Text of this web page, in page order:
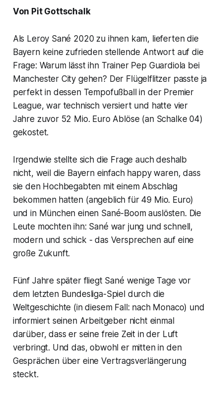
Von Pit Gottschalk
Als Leroy Sané 2020 zu ihnen kam, lieferten die
Bayern keine zufrieden stellende Antwort auf die
Frage: Warum lässt ihn Trainer Pep Guardiola bei
Manchester City gehen? Der Flügelflitzer passte ja
perfekt in dessen Tempofußball in der Premier
League, war technisch versiert und hatte vier
Jahre zuvor 52 Mio. Euro Ablöse (an Schalke 04)
gekostet.
Irgendwie stellte sich die Frage auch deshalb
nicht, weil die Bayern einfach happy waren, dass
sie den Hochbegabten mit einem Abschlag
bekommen hatten (angeblich für 49 Mio. Euro)
und in München einen Sané-Boom auslösten. Die
Leute mochten ihn: Sané war jung und schnell,
modern und schick - das Versprechen auf eine
große Zukunft.
Fünf Jahre später fliegt Sané wenige Tage vor
dem letzten Bundesliga-Spiel durch die
Weltgeschichte (in diesem Fall: nach Monaco) und
informiert seinen Arbeitgeber nicht einmal
darüber, dass er seine freie Zeit in der Luft
verbringt. Und das, obwohl er mitten in den
Gesprächen über eine Vertragsverlängerung
steckt.